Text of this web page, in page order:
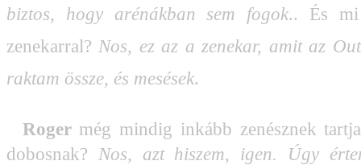
biztos, hogy arénákban sem fogok.. És
zenekarral?  Nos, ez az a zenekar, amit az
raktam össze, és mesések.
Rogermég mindig inkább zenésznek
dobosnak?  Nos, azt hiszem, igen. Úgy